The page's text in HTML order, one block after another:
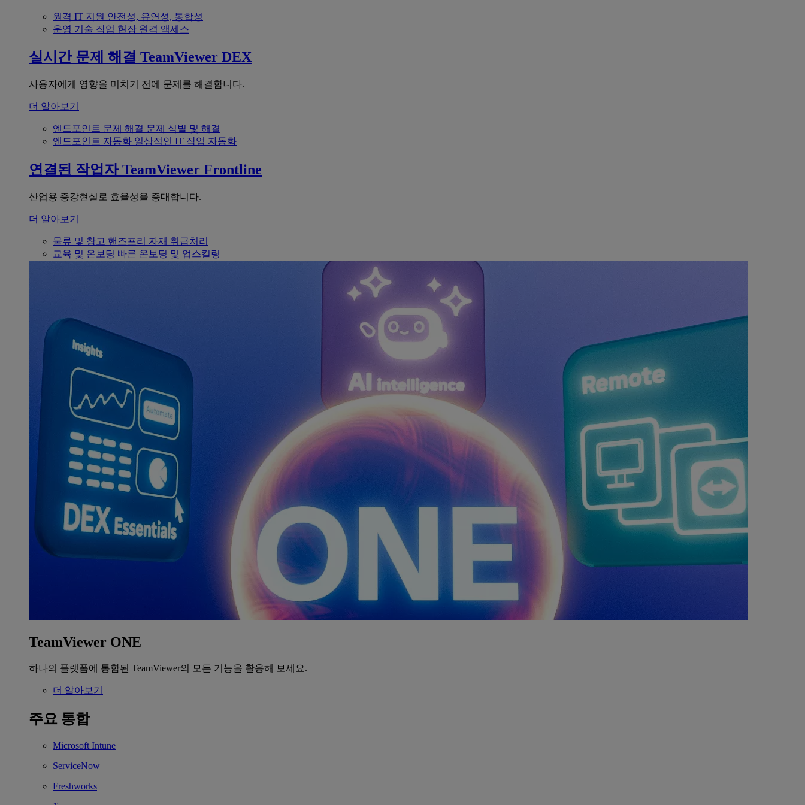
원격 IT 지원 안전성, 유연성, 통합성
운영 기술 작업 현장 원격 액세스
실시간 문제 해결 TeamViewer DEX
사용자에게 영향을 미치기 전에 문제를 해결합니다.
더 알아보기
엔드포인트 문제 해결 문제 식별 및 해결
엔드포인트 자동화 일상적인 IT 작업 자동화
연결된 작업자 TeamViewer Frontline
산업용 증강현실로 효율성을 증대합니다.
더 알아보기
물류 및 창고 핸즈프리 자재 취급처리
교육 및 온보딩 빠른 온보딩 및 업스킬링
TeamViewer ONE
하나의 플랫폼에 통합된 TeamViewer의 모든 기능을 활용해 보세요.
더 알아보기
주요 통합
Microsoft Intune
ServiceNow
Freshworks